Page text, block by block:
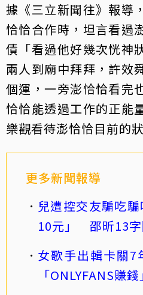
據《三立新聞往》報導
恰恰合作時，坦言看過
債「看過他好幾次恍神
兩人到廟中拜拜，許效
個運，一旁澎恰恰看完
恰恰能透過工作的正能
樂觀看待澎恰恰目前的
更多新聞報導
兒遭控交友騙吃
10元」 邵昕13
女歌手出輯卡關7
「ONLYFANS賺